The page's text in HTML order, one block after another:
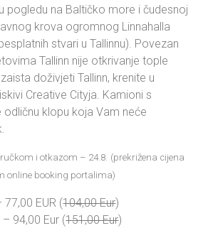
pogledu na Baltičko more i čudesnoj
krova ogromnog Linnahalla
stvari u Tallinnu). Povezan
Tallinn nije otkrivanje tople
doživjeti Tallinn, krenite u
Creative Cityja. Kamioni s
klopu koja Vam neće
i otkazom – 24.8. (prekrižena cijena
online booking portalima)
77,00 EUR (104,00 Eur)
94,00 Eur (151,00 Eur)